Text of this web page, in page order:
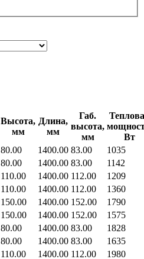
Высота,
мм
Длина,
мм
Габ.
высота,
мм
Вт
80.00 1400.00 83.00
1035
80.00 1400.00 83.00
1142
110.00 1400.00 112.00
1209
110.00 1400.00 112.00
1360
150.00 1400.00 152.00
1790
150.00 1400.00 152.00
1575
80.00 1400.00 83.00
1828
80.00 1400.00 83.00
1635
110.00 1400.00 112.00
1980